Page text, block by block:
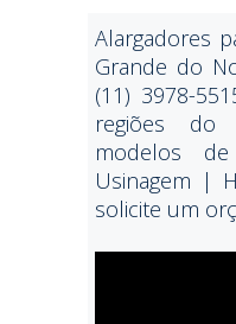
Alargadores
Grande do
(11) 3978-
regiões do
modelos
Usinagem |
solicite um